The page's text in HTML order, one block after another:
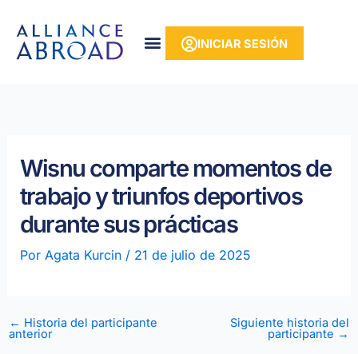
contenido
INICIAR SESIÓN
Wisnu comparte momentos de
trabajo y triunfos deportivos
durante sus prácticas
Por Agata Kurcin / 21 de julio de 2025
← Historia del participante
anterior
Siguiente historia del
participante →